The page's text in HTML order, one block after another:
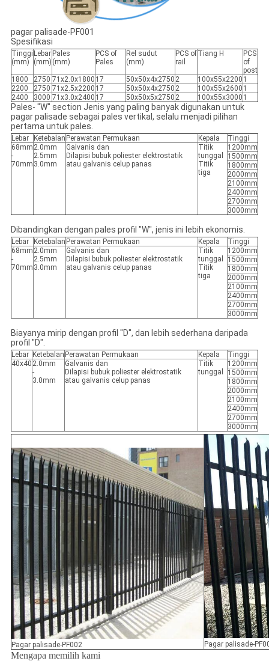
pagar palisade-PF001
Spesifikasi
Tinggi
(mm)
Lebar
(mm)
Pales
(mm)
PCS of
Pales
Rel sudut
(mm)
PCS of
rail
Tiang H
PCS
of
post
1800
2750 71x2.0x1800 17 50x50x4x2750 2 100x55x2200 1
2200
2750 71x2.5x2200 17 50x50x4x2750 2 100x55x2600 1
2400
3000 71x3.0x2400 17 50x50x5x2750 2 100x55x3000 1
Pales- "W" section Jenis yang paling banyak digunakan untuk
pagar palisade sebagai pales vertikal, selalu menjadi pilihan
pertama untuk pales.
Lebar Ketebalan Perawatan Permukaan Kepala
Tinggi
68mm
-
70mm
2.0mm
2.5mm
3.0mm
Galvanis dan
Dilapisi bubuk poliester elektrostatik
atau galvanis celup panas
Titik
tunggal
Titik
tiga
1200mm
1500mm
1800mm
2000mm
2100mm
2400mm
2700mm
3000mm
Dibandingkan dengan pales profil "W", jenis ini lebih ekonomis.
Lebar Ketebalan Perawatan Permukaan Kepala
Tinggi
68mm
-
70mm
2.0mm
2.5mm
3.0mm
Galvanis dan
Dilapisi bubuk poliester elektrostatik
atau galvanis celup panas
Titik
tunggal
Titik
tiga
1200mm
1500mm
1800mm
2000mm
2100mm
2400mm
2700mm
3000mm
Biayanya mirip dengan profil "D", dan lebih sederhana daripada
profil "D".
Lebar Ketebalan Perawatan Permukaan Kepala
Tinggi
40x40 2.0mm
-
3.0mm
Galvanis dan
Dilapisi bubuk poliester elektrostatik
atau galvanis celup panas
Titik
tunggal
1200mm
1500mm
1800mm
2000mm
2100mm
2400mm
2700mm
3000mm
Pagar palisade-PF002 Pagar palisade-
Mengapa memilih kami